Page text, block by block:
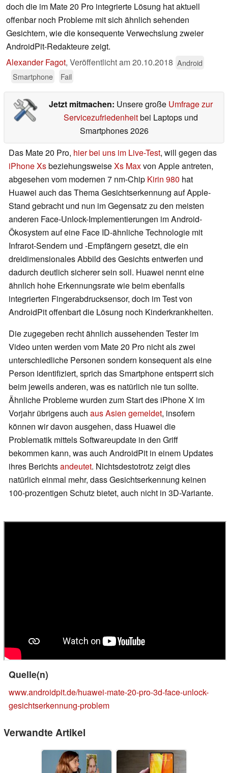
doch die im Mate 20 Pro integrierte Lösung hat aktuell
offenbar noch Probleme mit sich ähnlich sehenden
Gesichtern, wie die konsequente Verwechslung zweier
AndroidPit-Redakteure zeigt.
Alexander Fagot, Veröffentlicht am20.10.2018 Android
Smartphone
Fail
Jetzt mitmachen: Unsere große Umfrage zur
Servicezufriedenheitbei Laptops und
Smartphones 2026
Das Mate 20 Pro, hier bei uns im Live-Test, will gegen das
iPhone XsbeziehungsweiseXs Maxvon Apple antreten,
abgesehen vom modernen 7 nm-Chip Kirin 980 hat
Huawei auch das Thema Gesichtserkennung auf Apple-
Stand gebracht und nun im Gegensatz zu den meisten
anderen Face-Unlock-Implementierungen im Android-
Ökosystem auf eine Face ID-ähnliche Technologie mit
Infrarot-Sendern und -Empfängern gesetzt, die ein
dreidimensionales Abbild des Gesichts entwerfen und
dadurch deutlich sicherer sein soll. Huawei nennt eine
ähnlich hohe Erkennungsrate wie beim ebenfalls
integrierten Fingerabdrucksensor, doch im Test von
AndroidPit offenbart die Lösung noch Kinderkrankheiten.
Die zugegeben recht ähnlich aussehenden Tester im
Video unten werden vom Mate 20 Pro nicht als zwei
unterschiedliche Personen sondern konsequent als eine
Person identifiziert, sprich das Smartphone entsperrt sich
beim jeweils anderen, was es natürlich nie tun sollte.
Ähnliche Probleme wurden zum Start des iPhone X im
Vorjahr übrigens auch aus Asien gemeldet, insofern
können wir davon ausgehen, dass Huawei die
Problematik mittels Softwareupdate in den Griff
bekommen kann, was auch AndroidPit in einem Updates
ihres Berichtsandeutet. Nichtsdestotrotz zeigt dies
natürlich einmal mehr, dass Gesichtserkennung keinen
100-prozentigen Schutz bietet, auch nicht in 3D-Variante.
Quelle(n)
www.androidpit.de/huawei-mate-20-pro-3d-face-unlock-
gesichtserkennung-problem
Verwandte Artikel